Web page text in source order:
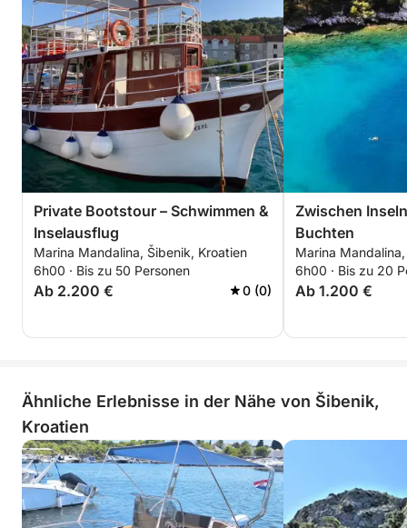
Private Bootstour – Schwimmen &
Inselausflug
Marina Mandalina, Šibenik, Kroatien
6h00 · Bis zu 50 Personen
Ab 2.200 € 0 (0)
Zwischen
Buchten
Marina
6h00 · Bis zu 20
Ab 1.200 €
Ähnliche Erlebnisse in der Nähe von Šibenik,
Kroatien